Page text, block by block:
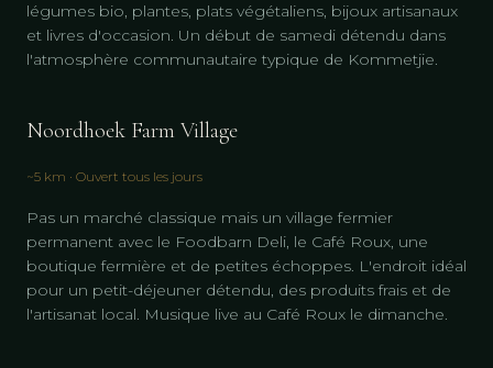
légumes bio, plantes, plats végétaliens, bijoux artisanaux
et livres d'occasion. Un début de samedi détendu dans
l'atmosphère communautaire typique de Kommetjie.
Noordhoek Farm Village
~5 km · Ouvert tous les jours
Pas un marché classique mais un village fermier
permanent avec le Foodbarn Deli, le Café Roux, une
boutique fermière et de petites échoppes. L'endroit idéal
pour un petit-déjeuner détendu, des produits frais et de
l'artisanat local. Musique live au Café Roux le dimanche.